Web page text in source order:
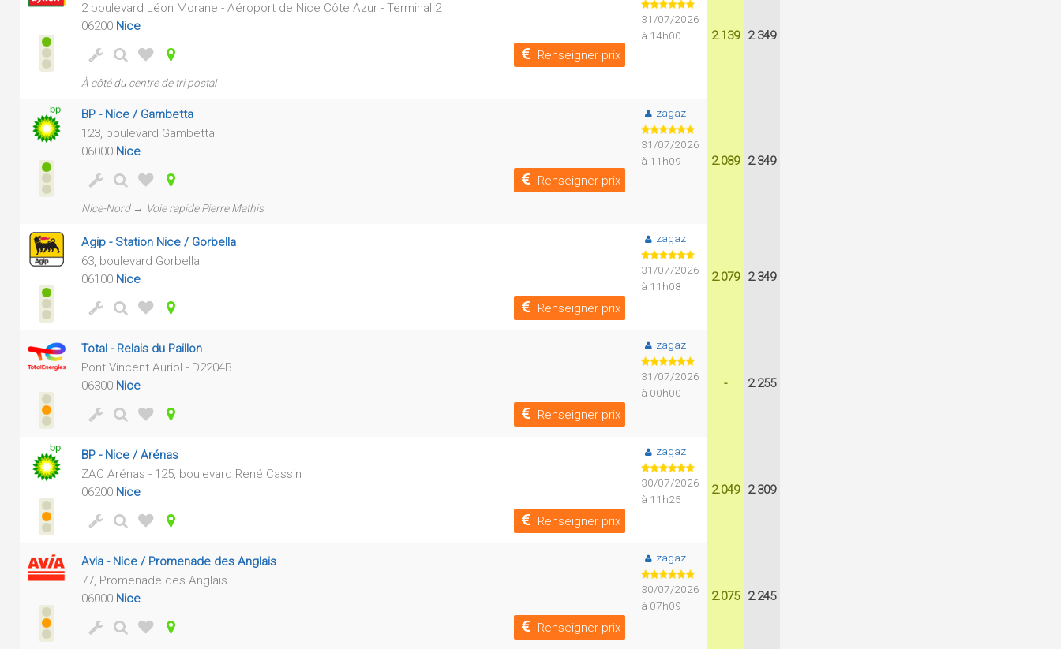
2 boulevard Léon Morane - Aéroport de Nice Côte Azur - Terminal 2
06200 Nice
Renseigner prix
À côté du centre de tri postal
31/07/2026
à 14h00
2.139 2.349
BP - Nice / Gambetta
123, boulevard Gambetta
06000 Nice
Renseigner prix
Nice-Nord → Voie rapide Pierre Mathis
zagaz
31/07/2026
à 11h09
2.089 2.349
Agip - Station Nice / Gorbella
63, boulevard Gorbella
06100 Nice
Renseigner prix
zagaz
31/07/2026
à 11h08
2.079 2.349
Total - Relais du Paillon
Pont Vincent Auriol - D2204B
06300 Nice
Renseigner prix
zagaz
31/07/2026
à 00h00
- 2.255
BP - Nice / Arénas
ZAC Arénas - 125, boulevard René Cassin
06200 Nice
Renseigner prix
zagaz
30/07/2026
à 11h25
2.049 2.309
Avia - Nice / Promenade des Anglais
77, Promenade des Anglais
06000 Nice
Renseigner prix
zagaz
30/07/2026
à 07h09
2.075 2.245